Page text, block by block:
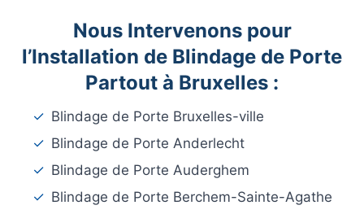
Nous Intervenons pour
l’Installation de Blindage de Porte
Partout à Bruxelles :
✓ Blindage de Porte Bruxelles-ville
✓ Blindage de Porte Anderlecht
✓ Blindage de Porte Auderghem
✓ Blindage de Porte Berchem-Sainte-Agathe